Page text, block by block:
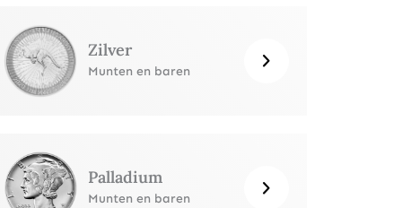
Zilver
Munten en baren
Palladium
Munten en baren